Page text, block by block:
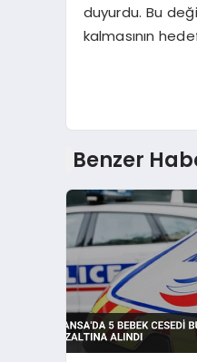
duyurdu. Bu
kalmasının
Benzer